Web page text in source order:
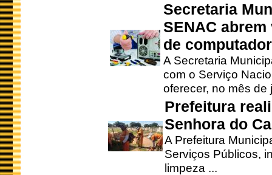
Secretaria
SENAC
de
A Secretaria
com o Serviço
oferecer, no mês de
Prefeitura
Senhora do
A Prefeitura
Serviços Públicos,
limpeza ...